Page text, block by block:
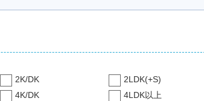
2K/DK
2LDK(+S)
4K/DK 4LDK以上